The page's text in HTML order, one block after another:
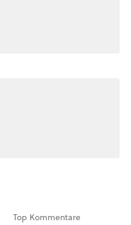
Top Kommentare